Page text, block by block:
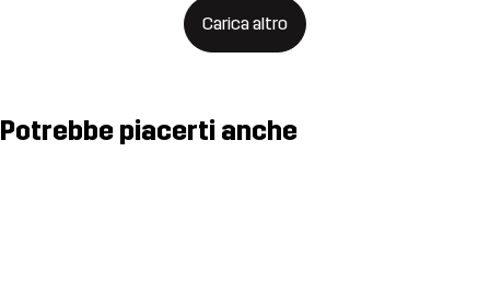
Carica altro
Potrebbe piacerti anche